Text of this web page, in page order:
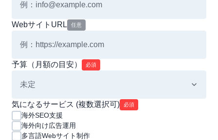
WebサイトURL 任意
予算（月額の目安） 必須
気になるサービス (複数選択可) 必須
海外SEO支援
海外向け広告運用
多言語Webサイト制作